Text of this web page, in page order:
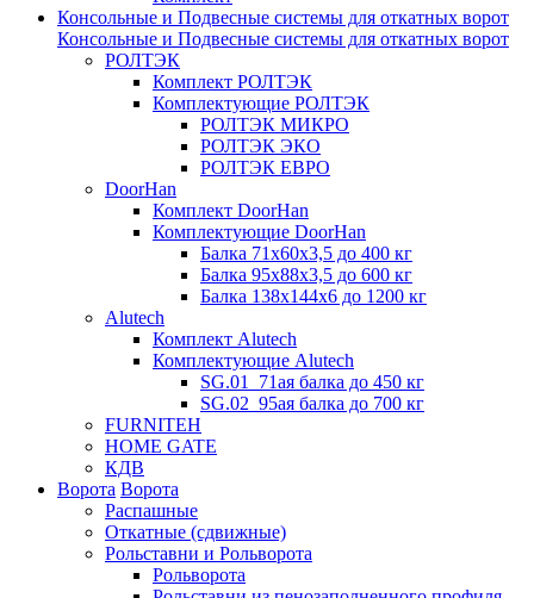
Консольные и Подвесные системы для откатных ворот
Консольные и Подвесные системы для откатных ворот
РОЛТЭК
Комплект РОЛТЭК
Комплектующие РОЛТЭК
РОЛТЭК МИКРО
РОЛТЭК ЭКО
РОЛТЭК ЕВРО
DoorHan
Комплект DoorHan
Комплектующие DoorHan
Балка 71х60х3,5 до 400 кг
Балка 95х88х3,5 до 600 кг
Балка 138х144х6 до 1200 кг
Alutech
Комплект Alutech
Комплектующие Alutech
SG.01_71ая балка до 450 кг
SG.02_95ая балка до 700 кг
FURNITEH
HOME GATE
КДВ
Ворота Ворота
Распашные
Откатные (сдвижные)
Рольставни и Рольворота
Рольворота